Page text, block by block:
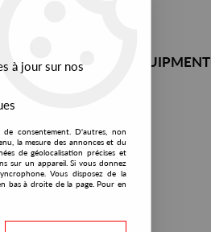
DJ EQUIPMENT
The Cerebral Gate
taxes
à jour sur nos
consentement. D'autres, non
la mesure des annonces et du
de géolocalisation précises et
sur un appareil. Si vous donnez
Vous disposez de la
bas à droite de la page. Pour en